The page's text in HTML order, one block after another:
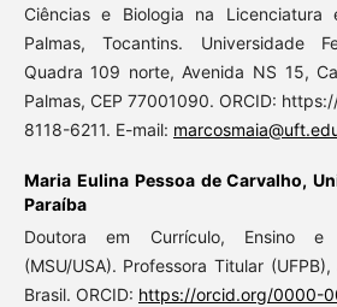
Ciências e Biologia na Licenciatura
Palmas, Tocantins. Universidade
Quadra 109 norte, Avenida NS 15,
Palmas, CEP 77001090. ORCID:
8118-6211. E-mail:
Maria Eulina Pessoa de Carvalho,
Paraíba
Doutora em Currículo, Ensino e
(MSU/USA). Professora Titular
Brasil. ORCID: https://orcid.org/0000-